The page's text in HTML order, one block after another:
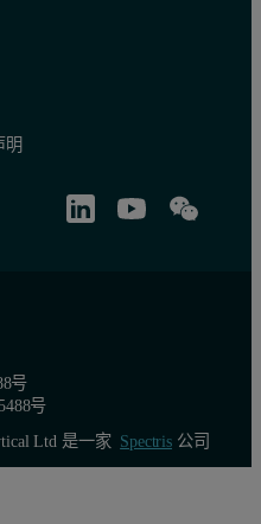
明
号
Ltd 是一家 Spectris公司